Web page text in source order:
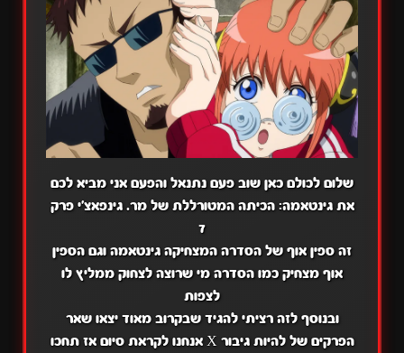
שלום לכולם כאן שוב פעם נתנאל והפעם אני מביא לכם
את גינטאמה: הכיתה המטורללת של מר. גינפאצ'י פרק
7
זה ספין אוף של הסדרה המצחיקה גינטאמה וגם הספין
אוף מצחיק כמו הסדרה מי שרוצה לצחוק ממליץ לו
לצפות
ובנוסף לזה רציתי להגיד שבקרוב מאוד יצאו שאר
הפרקים של להיות גיבור X אנחנו לקראת סיום אז תחכו